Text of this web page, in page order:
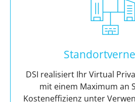
DSI realisiert Ihr Virtual
mit einem Maximum an
Kosteneffizienz unter